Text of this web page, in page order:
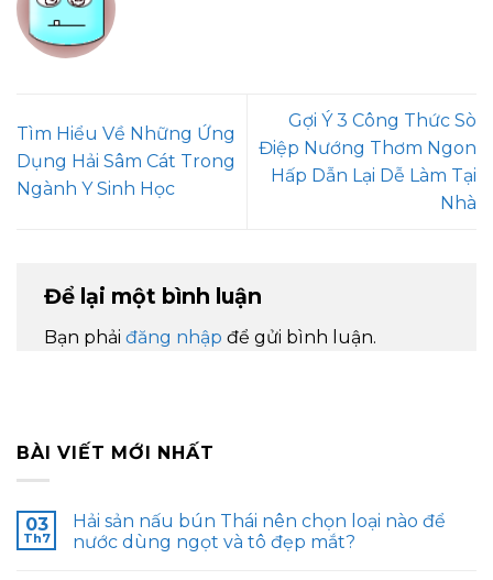
Tìm Hiểu Về Những Ứng
Dụng Hải Sâm Cát Trong
Ngành Y Sinh Học
Gợi Ý 3 Công Thức Sò
Điệp Nướng Thơm Ngon
Hấp Dẫn Lại Dễ Làm Tại
Nhà
Để lại một bình luận
Bạn phải đăng nhập để gửi bình luận.
BÀI VIẾT MỚI NHẤT
03
Th7
Hải sản nấu bún Thái nên chọn loại nào để
nước dùng ngọt và tô đẹp mắt?